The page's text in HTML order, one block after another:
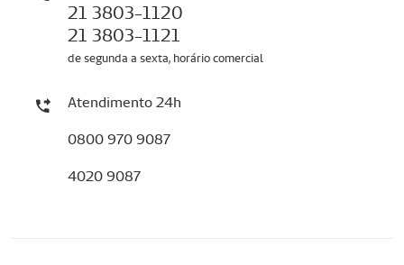
21 3803-1120
21 3803-1121
de segunda a sexta, horário comercial
Atendimento 24h
0800 970 9087
4020 9087